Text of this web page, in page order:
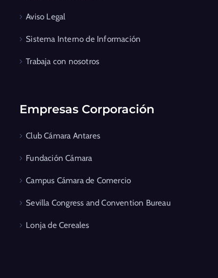
Aviso Legal
Sistema Interno de Información
Trabaja con nosotros
Empresas Corporación
Club Cámara Antares
Fundación Cámara
Campus Cámara de Comercio
Sevilla Congress and Convention Bureau
Lonja de Cereales